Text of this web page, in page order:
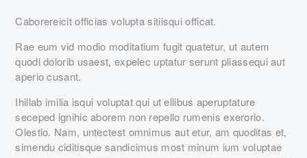
Caborereicit officias volupta sitiisqui officat.
Rae eum vid modio moditatium fugit quatetur, ut autem
quodi dolorib usaest, expelec uptatur serunt pliassequi aut
aperio cusant.
Ihillab imilia isqui voluptat qui ut ellibus aperuptature
seceped ignihic aborem non repello rumenis exerorio.
Olestio. Nam, untectest omnimus aut etur, am quoditas et,
simendu ciditisque sandicimus most minum ium voluptae